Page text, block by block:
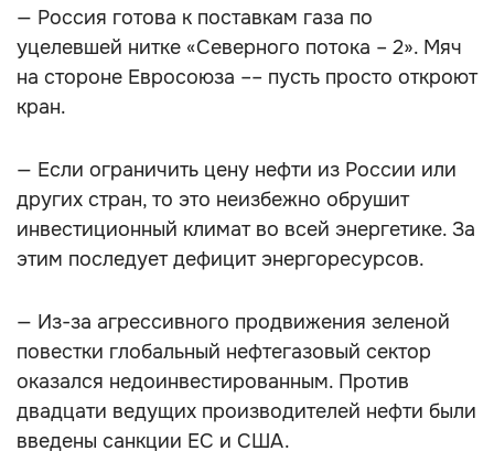
— Россия готова к поставкам газа по
уцелевшей нитке «Северного потока – 2». Мяч
на стороне Евросоюза –– пусть просто откроют
кран.
— Если ограничить цену нефти из России или
других стран, то это неизбежно обрушит
инвестиционный климат во всей энергетике. За
этим последует дефицит энергоресурсов.
— Из-за агрессивного продвижения зеленой
повестки глобальный нефтегазовый сектор
оказался недоинвестированным. Против
двадцати ведущих производителей нефти были
введены санкции ЕС и США.